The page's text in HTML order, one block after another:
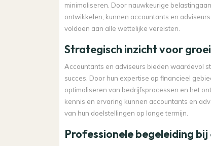
minimaliseren. Door nauwkeurige
ontwikkelen, kunnen accountants en
voldoen aan alle wettelijke vereisten.
Strategisch inzicht voor groei
Accountants en adviseurs bieden waardevol
succes. Door hun expertise op financieel
optimaliseren van bedrijfsprocessen en het
kennis en ervaring kunnen accountants en
van hun doelstellingen op lange termijn.
Professionele begeleiding